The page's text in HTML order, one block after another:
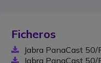
Ficheros
Jabra PanaCast
Jabra PanaCast